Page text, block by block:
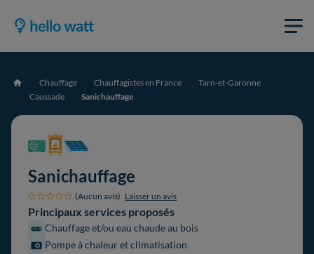
Accueil Chauffage Chauffagistes en France
Tarn-et-Garonne
Caussade
Sanichauffage
Sanichauffage
(Aucun avis) Laisser un avis
Principaux services proposés
Chauffage et/ou eau chaude au bois
Pompe à chaleur et climatisation